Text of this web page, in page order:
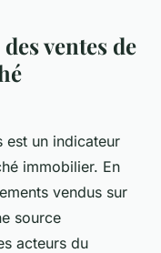
ventes de
est un indicateur
immobilier. En
vendus sur
source
acteurs du